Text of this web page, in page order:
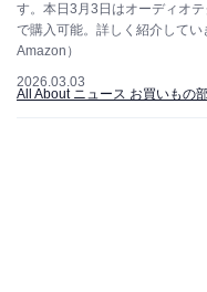
す。本日3月3日はオーディオ
で購入可能。詳しく紹介してい
Amazon）
2026.03.03
All About ニュース お買いもの